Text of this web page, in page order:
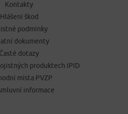
Kontakty
Hlášení škod
podmínky
dokumenty
Časté dotazy
produktech IPID
místa PVZP
informace